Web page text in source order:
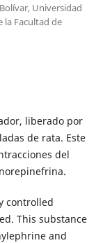
Universidad
la Facultad de
liberado por
de rata. Este
del
controlled
This substance
and